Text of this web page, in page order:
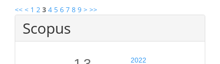
<< < 1 2 3 4 5 6 7 8 9 > >>
Scopus
2022